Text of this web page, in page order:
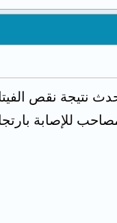
نتيجة نقص
للإصابة